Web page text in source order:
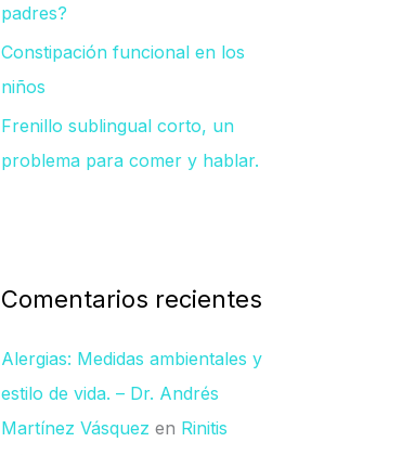
padres?
Constipación funcional en los
niños
Frenillo sublingual corto, un
problema para comer y hablar.
Comentarios recientes
Alergias: Medidas ambientales y
estilo de vida. – Dr. Andrés
Martínez Vásquez en Rinitis